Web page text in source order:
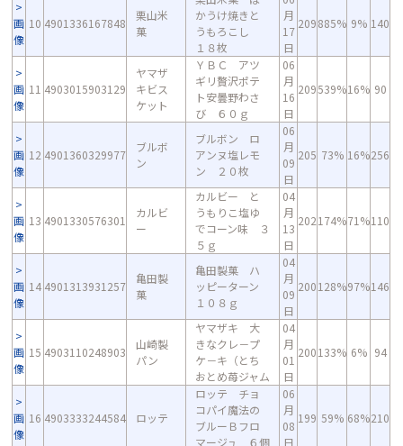
画
像
10 4901336167848
栗山米
菓
かうけ焼きと
うもろこし
１８枚
月
17
日
209885% 9% 140
画
像
11 4903015903129
ヤマザ
キビス
ケット
ＹＢＣ アツ
ギリ贅沢ポテ
ト安曇野わさ
び ６０ｇ
06
月
16
日
209539%16% 90
画
像
12 4901360329977
ブルボ
ン
ブルボン ロ
アンヌ塩レモ
ン ２０枚
06
月
09
日
205 73% 16%256
画
像
13 4901330576301
カルビ
ー
カルビー と
うもりこ塩ゆ
でコーン味 ３
５ｇ
04
月
13
日
202174%71%110
画
像
14 4901313931257
亀田製
菓
亀田製菓 ハ
ッピーターン
１０８ｇ
04
月
09
日
200128%97%146
画
像
15 4903110248903
山崎製
パン
ヤマザキ 大
きなクレ－プ
ケ－キ（とち
おとめ苺ジャム
04
月
01
日
200133% 6% 94
画
像
16 4903333244584 ロッテ
ロッテ チョ
コパイ魔法の
ブルーＢフロ
マージュ ６個
06
月
08
日
199 59% 68%210